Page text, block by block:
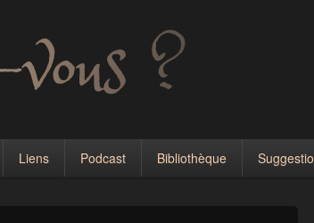
Liens Podcast Bibliothèque